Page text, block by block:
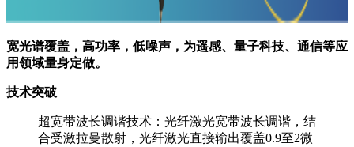
宽光谱覆盖，高功率，低噪声，为遥感、量子科技、通信等应
用领域量身定做。
技术突破
超宽带波长调谐技术：光纤激光宽带波长调谐，结
合受激拉曼散射，光纤激光直接输出覆盖0.9至2微